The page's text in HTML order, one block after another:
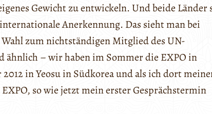
Gewicht zu entwickeln. Und beide Länder
Anerkennung. Das sieht man bei
zum nichtständigen Mitglied des UN-
ähnlich – wir haben im Sommer die EXPO in
in Yeosu in Südkorea und als ich dort
so wie jetzt mein erster Gesprächstermin